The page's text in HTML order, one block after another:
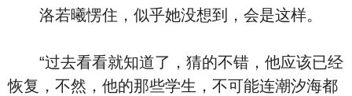
洛若曦愣住，似乎她没想到，会是这样。
“过去看看就知道了，猜的不错，他应该已经
恢复，不然，他的那些学生，不可能连潮汐海都